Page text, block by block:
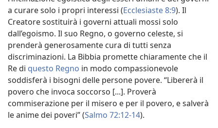
a curare solo i propri interessi (Ecclesiaste 8:9). Il
Creatore sostituirà i governi attuali mossi solo
dall’egoismo. Il suo Regno, o governo celeste, si
prenderà generosamente cura di tutti senza
discriminazioni. La Bibbia promette chiaramente che il
Re di questo Regno in modo compassionevole
soddisferà i bisogni delle persone povere. “Libererà il
povero che invoca soccorso [...]. Proverà
commiserazione per il misero e per il povero, e salverà
le anime dei poveri” (Salmo 72:12-14).